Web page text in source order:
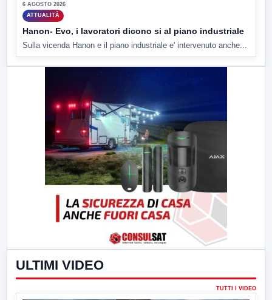
6 AGOSTO 2026
ATTUALITÀ
Hanon- Evo, i lavoratori dicono si al piano industriale
Sulla vicenda Hanon e il piano industriale e' intervenuto anche...
ULTIMI VIDEO
TUTTI I VIDEO